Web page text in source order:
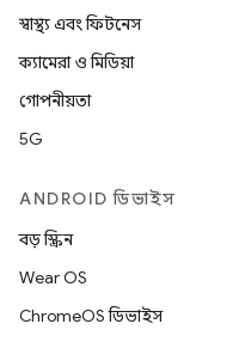
স্বাস্থ্য এবং ফিটনেস
ক্যামেরা ও মিডিয়া
গোপনীয়তা
5G
ANDROID ডিভাইস
বড় স্ক্রিন
Wear OS
ChromeOS ডিভাইস